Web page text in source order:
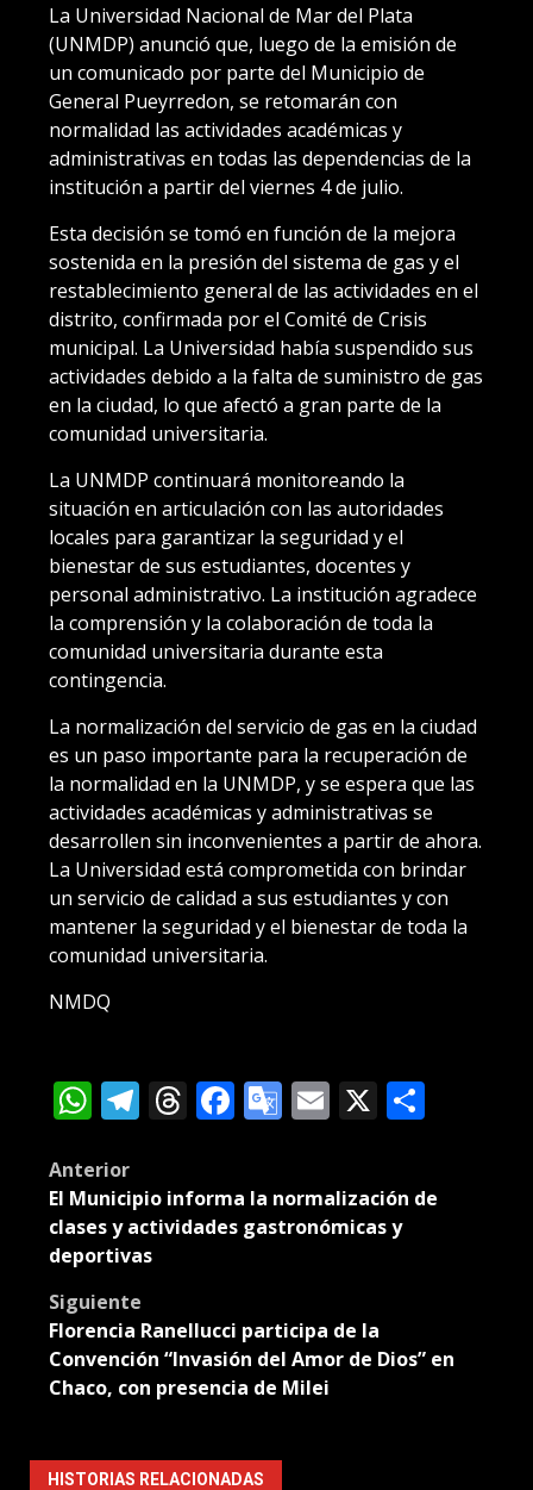
La Universidad Nacional de Mar del Plata
(UNMDP) anunció que, luego de la emisión de
un comunicado por parte del Municipio de
General Pueyrredon, se retomarán con
normalidad las actividades académicas y
administrativas en todas las dependencias de la
institución a partir del viernes 4 de julio.
Esta decisión se tomó en función de la mejora
sostenida en la presión del sistema de gas y el
restablecimiento general de las actividades en el
distrito, confirmada por el Comité de Crisis
municipal. La Universidad había suspendido sus
actividades debido a la falta de suministro de gas
en la ciudad, lo que afectó a gran parte de la
comunidad universitaria.
La UNMDP continuará monitoreando la
situación en articulación con las autoridades
locales para garantizar la seguridad y el
bienestar de sus estudiantes, docentes y
personal administrativo. La institución agradece
la comprensión y la colaboración de toda la
comunidad universitaria durante esta
contingencia.
La normalización del servicio de gas en la ciudad
es un paso importante para la recuperación de
la normalidad en la UNMDP, y se espera que las
actividades académicas y administrativas se
desarrollen sin inconvenientes a partir de ahora.
La Universidad está comprometida con brindar
un servicio de calidad a sus estudiantes y con
mantener la seguridad y el bienestar de toda la
comunidad universitaria.
NMDQ
WhatsApp
Telegram
Threads
Facebook
Google
Email
X
Post
navigation
Anterior
El Municipio informa la normalización de
clases y actividades gastronómicas y
deportivas
Siguiente
Florencia Ranellucci participa de la
Convención “Invasión del Amor de Dios” en
Chaco, con presencia de Milei
HISTORIAS RELACIONADAS